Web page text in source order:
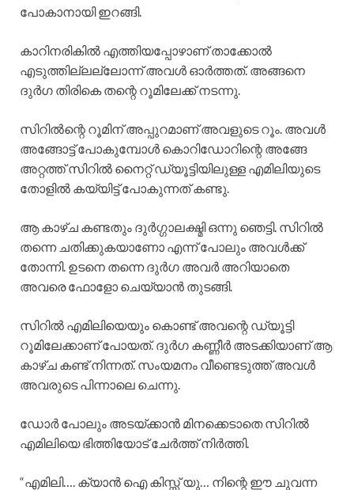
പോകാനായി ഇറങ്ങി.
കാറിനരികിൽ എത്തിയപ്പോഴാണ് താക്കോൽ
എടുത്തില്ലല്ലോന്ന് അവൾ ഓർത്തത്. അങ്ങനെ
ദുർഗ തിരികെ തന്റെ റൂമിലേക്ക് നടന്നു.
സിറിൽന്റെ റൂമിന് അപ്പുറമാണ് അവളുടെ റൂം. അവൾ
അങ്ങോട്ട്‌ പോകുമ്പോൾ കൊറിഡോറിന്റെ അങ്ങേ
അറ്റത്ത് സിറിൽ നൈറ്റ്‌ ഡ്യൂട്ടിയിലുള്ള എമിലിയുടെ
തോളിൽ കയ്യിട്ട് പോകുന്നത് കണ്ടു.
ആ കാഴ്ച കണ്ടതും ദുർഗ്ഗാലക്ഷ്മി ഒന്നു ഞെട്ടി. സിറിൽ
തന്നെ ചതിക്കുകയാണോ എന്ന് പോലും അവൾക്ക്
തോന്നി. ഉടനെ തന്നെ ദുർഗ അവർ അറിയാതെ
അവരെ ഫോളോ ചെയ്യാൻ തുടങ്ങി.
സിറിൽ എമിലിയെയും കൊണ്ട് അവന്റെ ഡ്യൂട്ടി
റൂമിലേക്കാണ് പോയത്. ദുർഗ കണ്ണീർ അടക്കിയാണ് ആ
കാഴ്ച കണ്ട് നിന്നത്. സംയമനം വീണ്ടെടുത്ത് അവൾ
അവരുടെ പിന്നാലെ ചെന്നു.
ഡോർ പോലും അടയ്ക്കാൻ മിനക്കെടാതെ സിറിൽ
എമിലിയെ ഭിത്തിയോട് ചേർത്ത് നിർത്തി.
“എമിലി…. ക്യാൻ ഐ കിസ്സ് യു… നിന്റെ ഈ ചുവന്ന